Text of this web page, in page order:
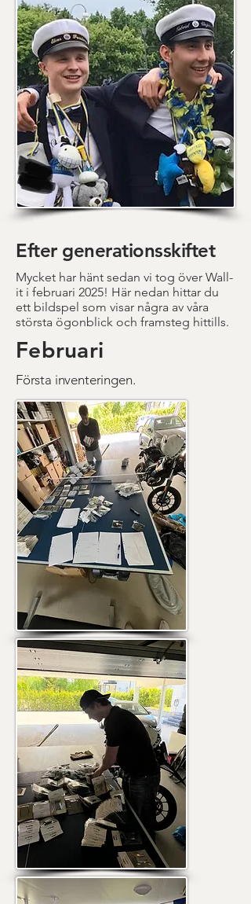
Efter generationsskiftet
Mycket har hänt sedan vi tog över Wall-
it i februari 2025! Här nedan hittar du
ett bildspel som visar några av våra
största ögonblick och framsteg hittills.
Februari
Första inventeringen.